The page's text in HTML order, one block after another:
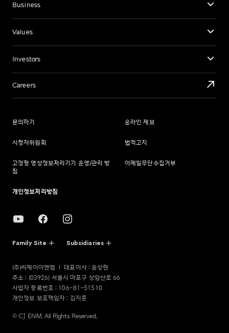
Business
Values
Investors
Careers
문의하기 온라인 제보
시청자위원회 법적고지
고정형 영상정보처리기기 운영/관리 방
침
이메일무단수집거부
개인정보처리방침
Family Site Subsidiaries
(주)씨제이이엔엠
대표이사 : 윤상현
주소 : (03926) 서울시 마포구 상암산로 66
사업자 등록번호 : 106-81-51510
개인정보 보호책임자 : 김지훈
© CJ ENM. All Rights Reserved.